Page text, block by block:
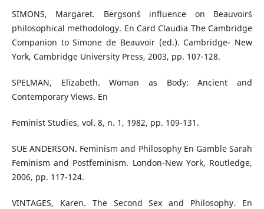
SIMONS, Margaret. Bergson´s influence on Beauvoir´s
philosophical methodology. En Card Claudia The Cambridge
Companion to Simone de Beauvoir (ed.). Cambridge- New
York, Cambridge University Press, 2003, pp. 107-128.
SPELMAN, Elizabeth. Woman as Body: Ancient and
Contemporary Views. En
Feminist Studies, vol. 8, n. 1, 1982, pp. 109-131.
SUE ANDERSON. Feminism and Philosophy En Gamble Sarah
Feminism and Postfeminism. London-New York, Routledge,
2006, pp. 117-124.
VINTAGES, Karen. The Second Sex and Philosophy. En